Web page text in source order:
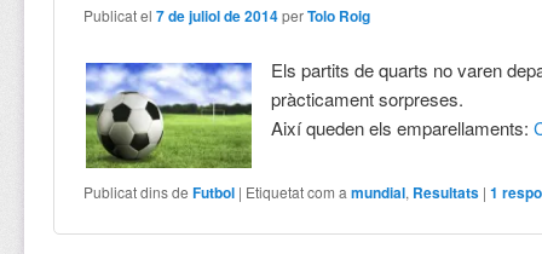
Publicat el7 de juliol de 2014 perTolo Roig
Els partits de quarts no varen
pràcticament sorpreses.
Així queden els emparellaments:
Publicat dins de Futbol | Etiquetat com a mundial, Resultats |1